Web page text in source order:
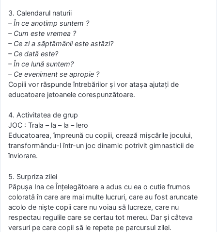
3. Calendarul naturii
– În ce anotimp suntem ?
– Cum este vremea ?
– Ce zi a săptămânii este astăzi?
– Ce dată este?
– În ce lună suntem?
– Ce eveniment se apropie ?
Copiii vor răspunde întrebărilor şi vor ataşa ajutaţi de
educatoare jetoanele corespunzătoare.
4. Activitatea de grup
JOC : Trala – la – la – lero
Educatoarea, împreună cu copiii, crează mişcările jocului,
transformându-l într-un joc dinamic potrivit gimnasticii de
înviorare.
5. Surpriza zilei
Păpuşa Ina ce Înţelegătoare a adus cu ea o cutie frumos
colorată în care are mai multe lucruri, care au fost aruncate
acolo de nişte copii care nu voiau să lucreze, care nu
respectau regulile care se certau tot mereu. Dar şi câteva
versuri pe care copii să le repete pe parcursul zilei.